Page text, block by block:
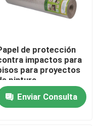
del piso
de la construcción
de protección
impactos para
para proyectos
pintura
Enviar Consulta